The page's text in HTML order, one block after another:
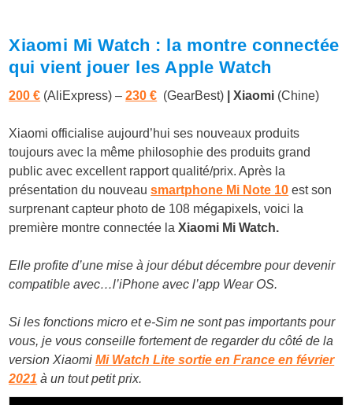
Xiaomi Mi Watch : la montre connectée
qui vient jouer les Apple Watch
200 € (AliExpress) –230 € (GearBest) Xiaomi (Chine)
Xiaomi officialise aujourd’hui ses nouveaux produits
toujours avec la même philosophie des produits grand
public avec excellent rapport qualité/prix. Après la
présentation du nouveausmartphone Mi Note 10 est son
surprenant capteur photo de 108 mégapixels, voici la
première montre connectée laXiaomi Mi Watch.
Elle profite d’une mise à jour début décembre pour devenir
compatible avec…l’iPhone avec l’app Wear OS.
Si les fonctions micro et e-Sim ne sont pas importants pour
vous, je vous conseille fortement de regarder du côté de la
version XiaomiMi Watch Lite sortie en France en février
2021 à un tout petit prix.